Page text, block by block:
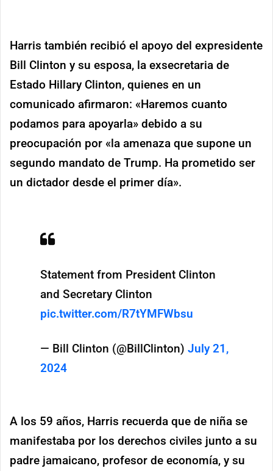
Harris también recibió el apoyo del expresidente
Bill Clinton y su esposa, la exsecretaria de
Estado Hillary Clinton, quienes en un
comunicado afirmaron: «Haremos cuanto
podamos para apoyarla» debido a su
preocupación por «la amenaza que supone un
segundo mandato de Trump. Ha prometido ser
un dictador desde el primer día».
Statement from President Clinton
and Secretary Clinton
pic.twitter.com/R7tYMFWbsu
— Bill Clinton (@BillClinton) July 21,
2024
A los 59 años, Harris recuerda que de niña se
manifestaba por los derechos civiles junto a su
padre jamaicano, profesor de economía, y su